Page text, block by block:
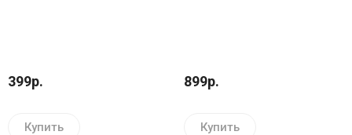
399р.
Купить
899р.
Купить